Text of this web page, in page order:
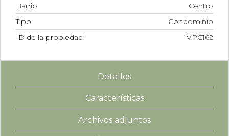
Barrio
Centro
Tipo
Condominio
ID de la propiedad
VPC162
Detalles
Características
Archivos adjuntos